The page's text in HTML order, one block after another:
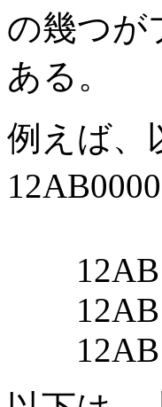
の幾つが
ある。
例えば、